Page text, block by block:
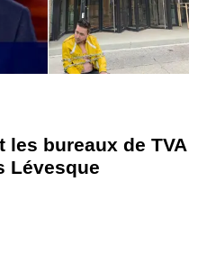
les bureaux de TVA
Lévesque